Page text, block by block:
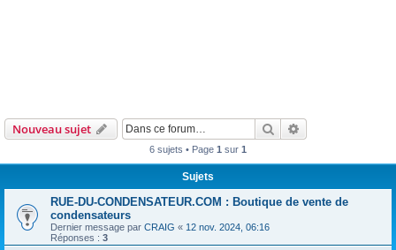
Nouveau sujet Rechercher
6 sujets • Page 1 sur 1
Sujets
RUE-DU-CONDENSATEUR.COM : Boutique de vente de
condensateurs
Dernier message par CRAIG « 12 nov. 2024, 06:16
Réponses : 3